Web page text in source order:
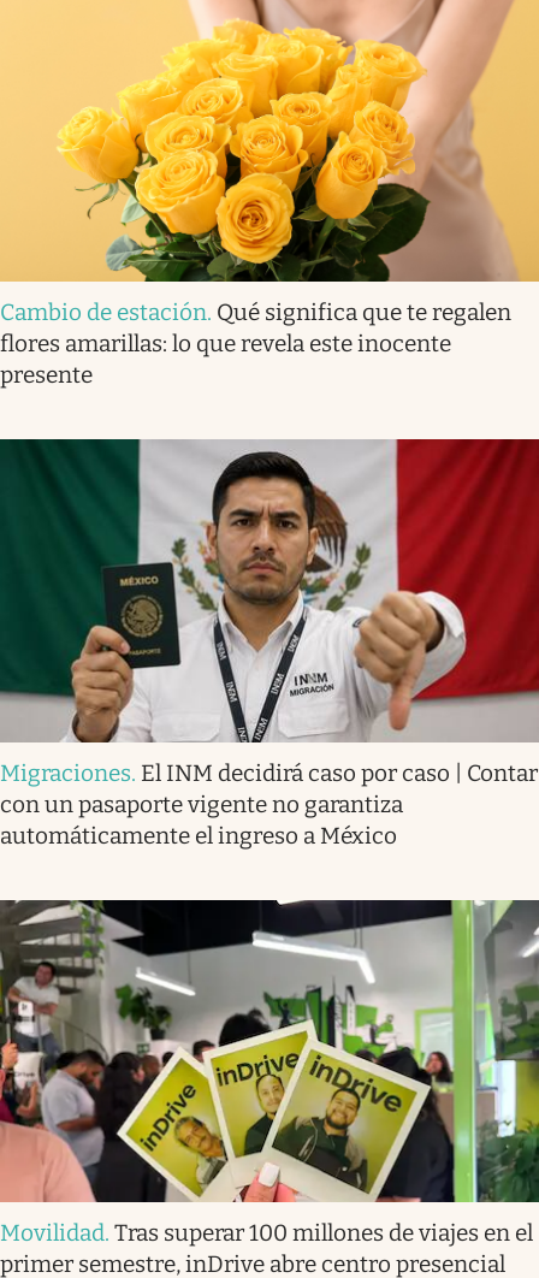
Cambio de estación. Qué significa que te regalen
flores amarillas: lo que revela este inocente
presente
Migraciones. El INM decidirá caso por caso | Contar
con un pasaporte vigente no garantiza
automáticamente el ingreso a México
Movilidad. Tras superar 100 millones de viajes en el
primer semestre, inDrive abre centro presencial